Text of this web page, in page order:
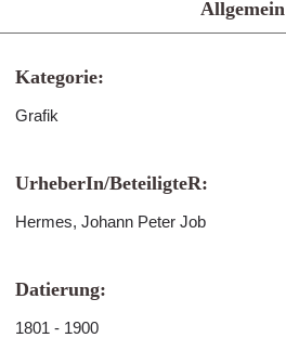
Allgemein
Kategorie:
Grafik
UrheberIn/BeteiligteR:
Hermes, Johann Peter Job
Datierung:
1801 - 1900